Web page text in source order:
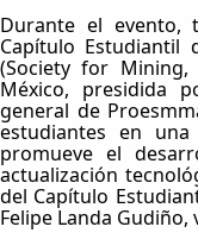
Durante el evento,
Capítulo Estudiantil
(Society for Mining,
México, presidida
general de
estudiantes en
promueve el
actualización
del Capítulo
Felipe Landa